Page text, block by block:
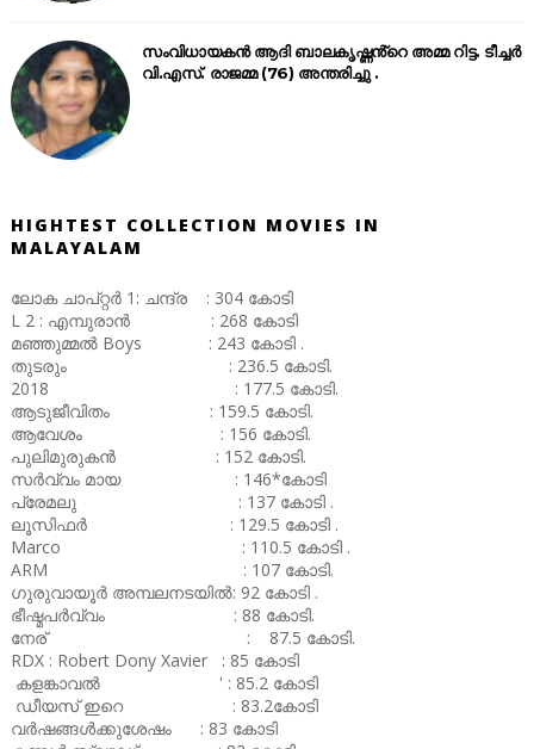
സംവിധായകൻ ആദി ബാലകൃഷ്ണൻ്റെ അമ്മ റിട്ട. ടീച്ചർ
വി.എസ്. രാജമ്മ (76) അന്തരിച്ചു .
HIGHTEST COLLECTION MOVIES IN
MALAYALAM
ലോക ചാപ്റ്റർ 1: ചന്ദ്ര : 304 കോടി
L 2 : എമ്പുരാൻ : 268 കോടി
മഞ്ഞുമ്മൽ Boys : 243 കോടി .
തുടരും : 236.5 കോടി.
2018 : 177.5 കോടി.
ആടുജീവിതം : 159.5 കോടി.
ആവേശം : 156 കോടി.
പുലിമുരുകൻ : 152 കോടി.
സർവ്വം മായ : 146*കോടി
പ്രേമലു : 137 കോടി .
ലൂസിഫർ : 129.5 കോടി .
Marco : 110.5 കോടി .
ARM : 107 കോടി.
ഗുരുവായൂർ അമ്പലനടയിൽ: 92 കോടി .
ഭീഷ്മപർവ്വം : 88 കോടി.
നേര് : 87.5 കോടി.
RDX : Robert Dony Xavier : 85 കോടി
കളങ്കാവൽ ' : 85.2 കോടി
ഡീയസ് ഇറെ : 83.2കോടി
വർഷങ്ങൾക്കുശേഷം : 83 കോടി